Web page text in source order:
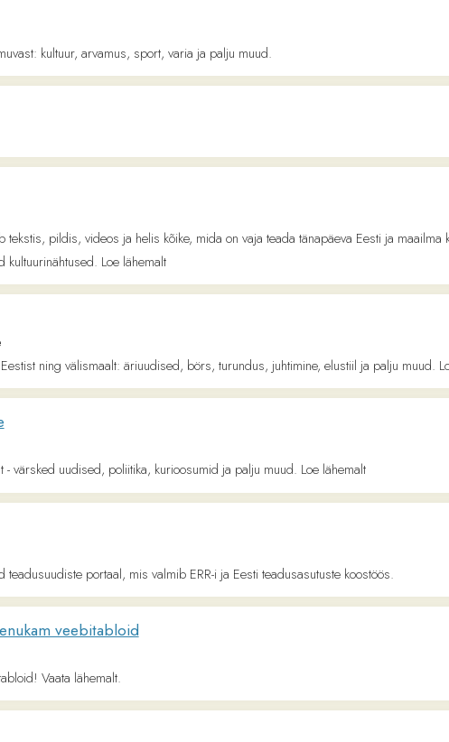
pildis, videos ja helis kõike, mida on vaja teada tänapäeva Eesti ja maailma kultuurist:
Loe lähemalt
ning välismaalt: äriuudised, börs, turundus, juhtimine, elustiil ja palju muud. Loe lähemalt
uudised, poliitika, kurioosumid ja palju muud. Loe lähemalt
portaal, mis valmib ERR-i ja Eesti teadusasutuste koostöös.
veebitabloid
lähemalt.
värskeimaid terviseuudiseid nii meilt kui mujalt. Loe lähemalt
endas Eesti ja välisuudised, krimiuudised, arvamuslood, ilmainfo ning palju muud